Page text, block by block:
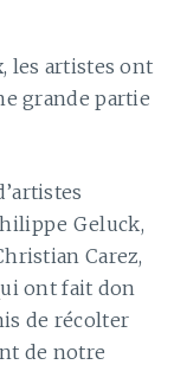
les artistes ont
grande partie
Geluck,
Carez,
ont fait don
de récolter
de notre